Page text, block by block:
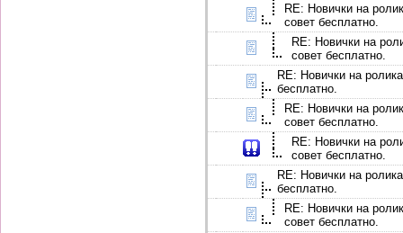
RE: Новички на
совет бесплатно.
RE: Новички на
совет бесплатно.
RE: Новички на
бесплатно.
RE: Новички на
совет бесплатно.
RE: Новички на
совет бесплатно.
RE: Новички на
бесплатно.
RE: Новички на
совет бесплатно.